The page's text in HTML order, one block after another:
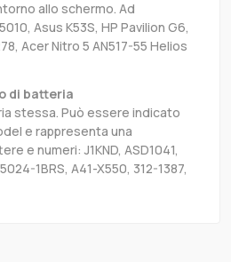
allo schermo. Ad
Asus K53S, HP Pavilion G6,
Acer Nitro 5 AN517-55 Helios
di batteria
stessa. Può essere indicato
e rappresenta una
e numeri: J1KND, ASD1041,
1BRS, A41-X550, 312-1387,